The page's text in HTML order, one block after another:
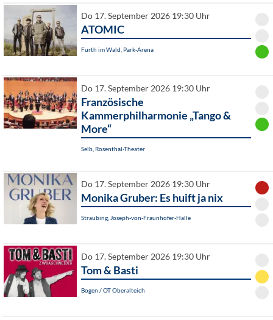
Do 17. September 2026 19:30 Uhr
ATOMIC
Furth im Wald, Park-Arena
Do 17. September 2026 19:30 Uhr
Französische
Kammerphilharmonie „Tango &
More“
Selb, Rosenthal-Theater
Do 17. September 2026 19:30 Uhr
Monika Gruber: Es huift ja nix
Straubing, Joseph-von-Fraunhofer-Halle
Do 17. September 2026 19:30 Uhr
Tom & Basti
Bogen / OT Oberalteich